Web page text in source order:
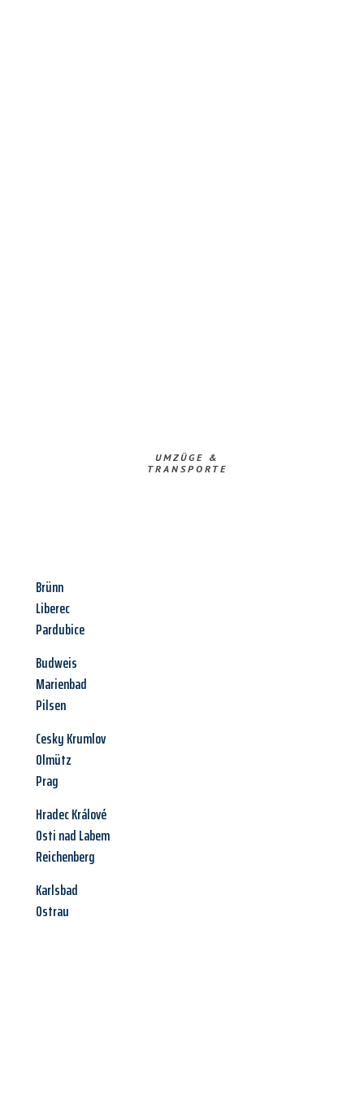
UMZÜGE &
TRANSPORTE
Brünn
Liberec
Pardubice
Budweis
Marienbad
Pilsen
Cesky Krumlov
Olmütz
Prag
Hradec Králové
Osti nad Labem
Reichenberg
Karlsbad
Ostrau